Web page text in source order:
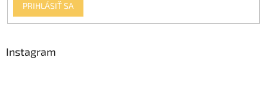
PRIHLÁSIŤ SA
Instagram